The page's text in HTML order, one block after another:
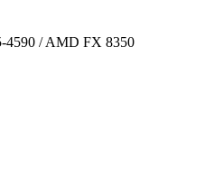
4590 / AMD FX 8350